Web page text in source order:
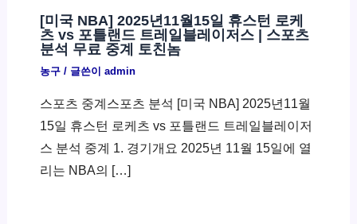
[미국 NBA] 2025년11월15일 휴스턴 로케
츠 vs 포틀랜드 트레일블레이저스 | 스포츠
분석 무료 중계 토친놈
농구/ 글쓴이 admin
스포츠 중계스포츠 분석 [미국 NBA] 2025년11월
15일 휴스턴 로케츠 vs 포틀랜드 트레일블레이저
스 분석 중계 1. 경기개요 2025년 11월 15일에 열
리는 NBA의 […]